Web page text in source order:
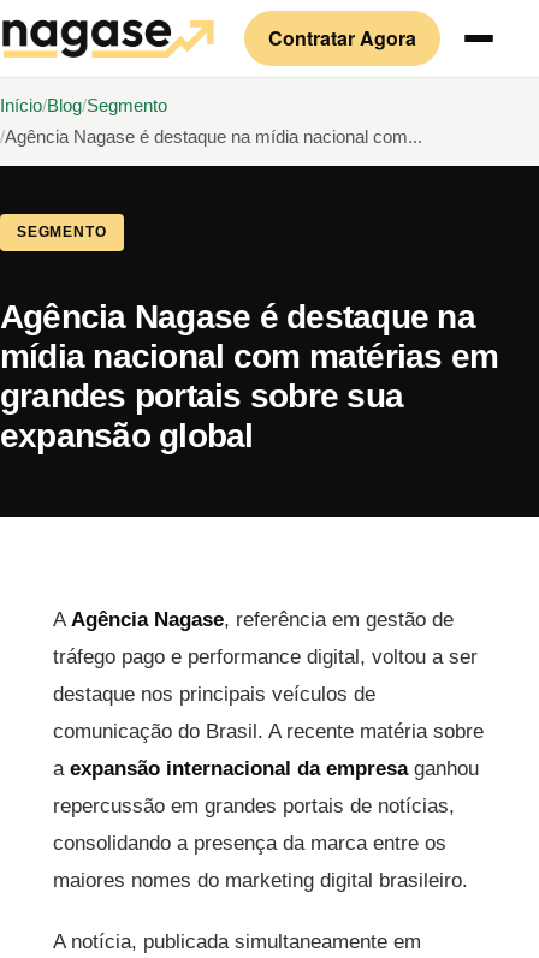
Contratar Agora
Início Blog Segmento
Agência Nagase é destaque na mídia nacional com...
SEGMENTO
Agência Nagase é destaque na
mídia nacional com matérias em
grandes portais sobre sua
expansão global
AAgência Nagase, referência em gestão de
tráfego pago e performance digital, voltou a ser
destaque nos principais veículos de
comunicação do Brasil. A recente matéria sobre
aexpansão internacional da empresaganhou
repercussão em grandes portais de notícias,
consolidando a presença da marca entre os
maiores nomes do marketing digital brasileiro.
A notícia, publicada simultaneamente em